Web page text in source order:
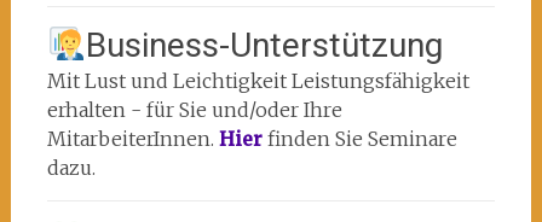
Business-Unterstützung
Mit Lust und Leichtigkeit Leistungsfähigkeit
erhalten - für Sie und/oder Ihre
MitarbeiterInnen. Hier finden Sie Seminare
dazu.